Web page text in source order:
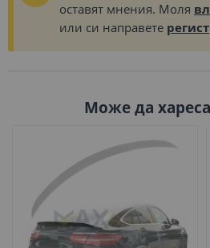
оставят мнения. Моля
или си направете
Може да